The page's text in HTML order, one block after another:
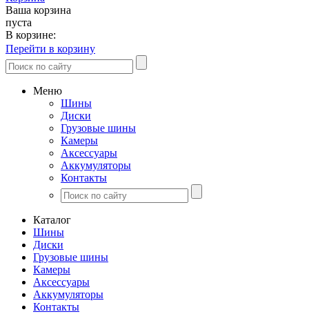
Ваша корзина
пуста
В корзине:
Перейти в корзину
Меню
Шины
Диски
Грузовые шины
Камеры
Аксессуары
Аккумуляторы
Контакты
Каталог
Шины
Диски
Грузовые шины
Камеры
Аксессуары
Аккумуляторы
Контакты